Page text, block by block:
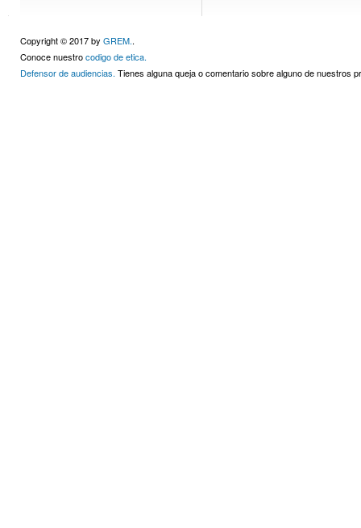
Copyright © 2017 by GREM..
Conoce nuestrocodigo de etica.
Defensor de audiencias. Tienes alguna queja o comentario sobre alguno de nuestros